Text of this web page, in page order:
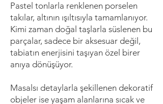
Pastel tonlarla renklenen porselen
takılar, altının ışıltısıyla tamamlanıyor.
Kimi zaman doğal taşlarla süslenen bu
parçalar, sadece bir aksesuar değil,
tabiatın enerjisini taşıyan özel birer
anıya dönüşüyor.
Masalsı detaylarla şekillenen dekoratif
objeler ise yaşam alanlarına sıcak ve